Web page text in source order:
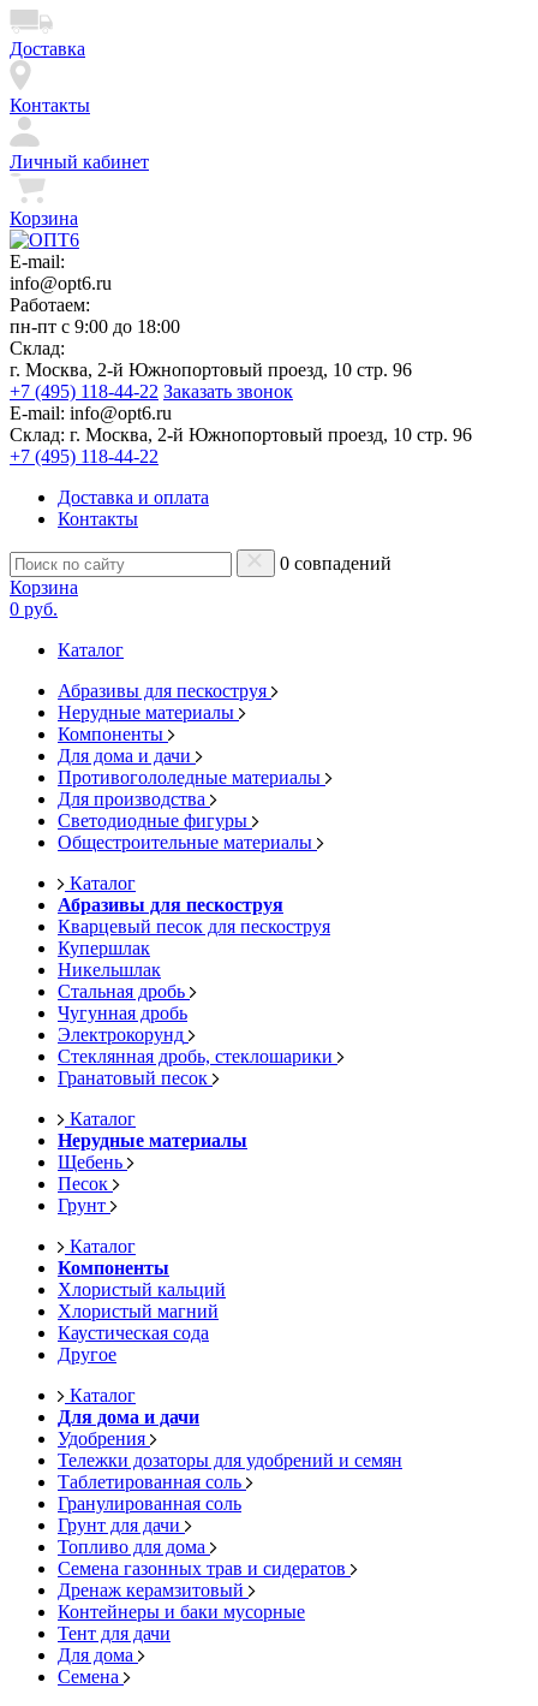
Доставка
Контакты
Личный кабинет
Корзина
E-mail:
info@opt6.ru
Работаем:
пн-пт с 9:00 до 18:00
Склад:
г. Москва, 2-й Южнопортовый проезд, 10 стр. 96
+7 (495) 118-44-22 Заказать звонок
E-mail: info@opt6.ru
Склад: г. Москва, 2-й Южнопортовый проезд, 10 стр. 96
+7 (495) 118-44-22
Доставка и оплата
Контакты
0 совпадений
Корзина
0 руб.
Каталог
Абразивы для пескоструя
Нерудные материалы
Компоненты
Для дома и дачи
Противогололедные материалы
Для производства
Светодиодные фигуры
Общестроительные материалы
Каталог
Абразивы для пескоструя
Кварцевый песок для пескоструя
Купершлак
Никельшлак
Стальная дробь
Чугунная дробь
Электрокорунд
Стеклянная дробь, стеклошарики
Гранатовый песок
Каталог
Нерудные материалы
Щебень
Песок
Грунт
Каталог
Компоненты
Хлористый кальций
Хлористый магний
Каустическая сода
Другое
Каталог
Для дома и дачи
Удобрения
Тележки дозаторы для удобрений и семян
Таблетированная соль
Гранулированная соль
Грунт для дачи
Топливо для дома
Семена газонных трав и сидератов
Дренаж керамзитовый
Контейнеры и баки мусорные
Тент для дачи
Для дома
Семена